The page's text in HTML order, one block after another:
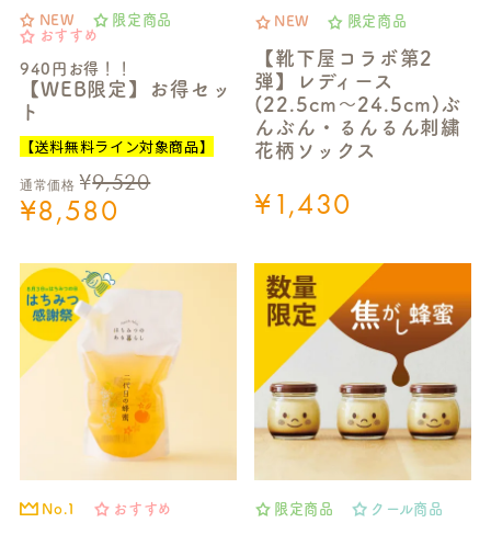
NEW
限定商品
おすすめ
940円お得！！
【WEB限定】お得セッ
ト
【送料無料ライン対象商品】
通常価格 ¥9,520
¥8,580
NEW 限定商品
【靴下屋コラボ第2
弾】レディース
(22.5cm～24.5cm)ぶ
んぶん・るんるん刺繍
花柄ソックス
¥1,430
No.1 おすすめ 限定商品 クール商品